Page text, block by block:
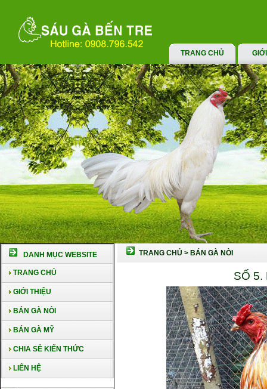
TRANG CHỦ
DANH MỤC WEBSITE
TRANG CHỦ
GIỚI THIỆU
BÁN GÀ NÒI
BÁN GÀ MỸ
CHIA SẺ KIẾN THỨC
LIÊN HỆ
TRANG CHỦ > BÁN GÀ NÒI
SỐ 5.